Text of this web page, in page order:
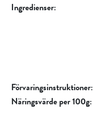
Ingredienser:
Förvaringsinstruktioner:
Näringsvärde per 100g: